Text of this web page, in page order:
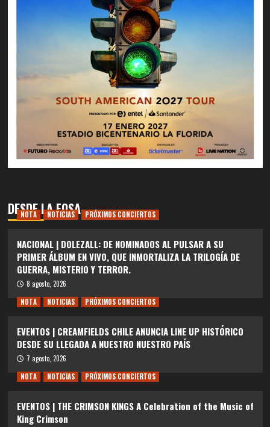
DESDE LA FOSA
NOTA NOTICIAS PRÓXIMOS CONCIERTOS
NACIONAL | DOLEZALL: DE NOMINADOS AL PULSAR A SU
PRIMER ÁLBUM EN VIVO, QUE INMORTALIZA LA TRILOGÍA DE
GUERRA, MISTERIO Y TERROR.
8 agosto, 2026
NOTA
NOTICIAS PRÓXIMOS CONCIERTOS
EVENTOS | CREAMFIELDS CHILE ANUNCIA LINE UP HISTÓRICO
DESDE SU LLEGADA A NUESTRO NUESTRO PAÍS
7 agosto, 2026
NOTA
NOTICIAS PRÓXIMOS CONCIERTOS
EVENTOS | THE CRIMSON KINGS A Celebration of the Music of
King Crimson